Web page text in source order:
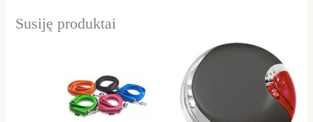
Susiję produktai
has
multiple